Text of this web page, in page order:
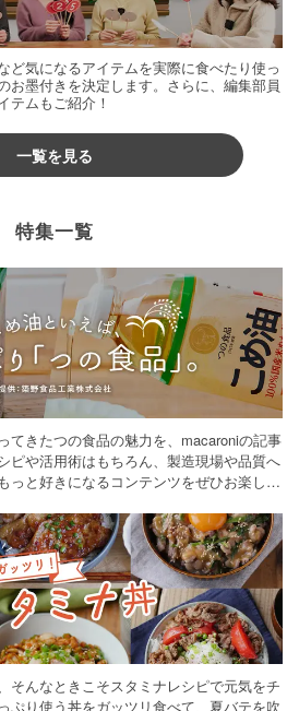
ど気になるアイテムを実際に食べたり使っ
お墨付きを決定します。さらに、編集部員
テムもご紹介！
一覧を見る
特集一覧
てきたつの食品の魅力を、macaroniの記事
ピや活用術はもちろん、製造現場や品質へ
っと好きになるコンテンツをぜひお楽しみ
そんなときこそスタミナレシピで元気をチ
ぷり使う丼をガッツリ食べて、夏バテを吹